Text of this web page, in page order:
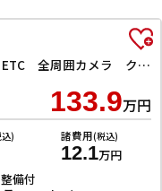
ハイブリッドMV ドライブレコーダー ETC 全周囲カメラ クリアランスソナー オートクルーズコントロール レーンアシスト 衝突被害軽減システム 両側スライド・片側電動 LEDヘッドランプ スマートキー
133.9万円
) 諸費用(税込)
12.1万円
備付